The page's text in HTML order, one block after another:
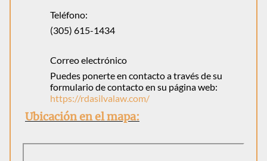
Teléfono:
(305) 615-1434
Correo electrónico
Puedes ponerte en contacto a través de su
formulario de contacto en su página web:
https://rdasilvalaw.com/
Ubicación en el mapa: